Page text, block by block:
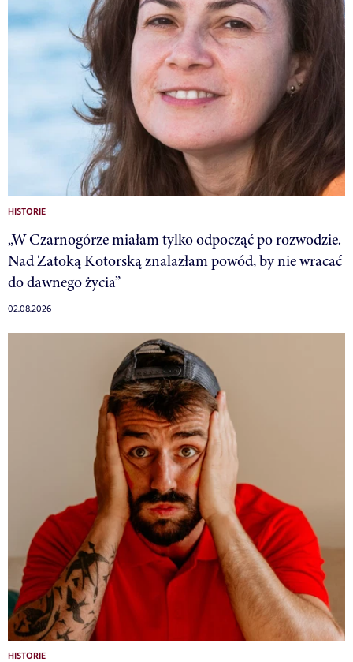
HISTORIE
„W Czarnogórze miałam tylko odpocząć po rozwodzie.
Nad Zatoką Kotorską znalazłam powód, by nie wracać
do dawnego życia”
02.08.2026
HISTORIE